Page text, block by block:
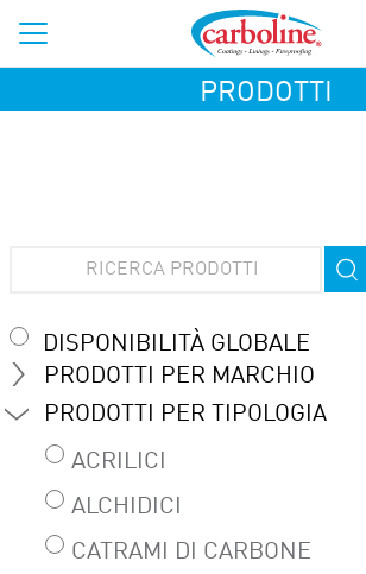
PRODOTTI
DISPONIBILITÀ GLOBALE
PRODOTTI PER MARCHIO
PRODOTTI PER TIPOLOGIA
ACRILICI
ALCHIDICI
CATRAMI DI CARBONE